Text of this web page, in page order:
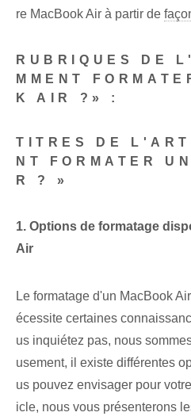
re MacBook Air à partir de⁤
RUBRIQUES DE
MMENT
K AIR ?» :
TITRES DE
NT FORMATER
R ? »
1. Options de formatage
Air
Le formatage d'un MacBook
écessite certaines
us inquiétez pas, nous
usement, il existe différentes
us pouvez envisager pour
icle, nous vous présenterons